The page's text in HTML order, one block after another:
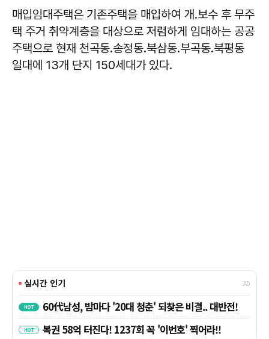
매입임대주택은 기존주택을 매입하여 개․보수 후 무주
택 주거 취약계층을 대상으로 저렴하게 임대하는 공공
주택으로 현재 천곡동․송정동․북삼동․부곡동․북평동
일대에 13개 단지 150세대가 있다.